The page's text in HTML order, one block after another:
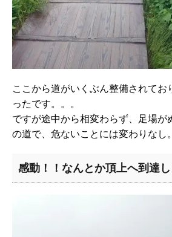
ここから道がいくぶん整備されてお
ったです。。。
ですが途中から相変わらず、足場が
の道で、危ないことには変わりなし。
感動！！なんとか頂上へ到達し